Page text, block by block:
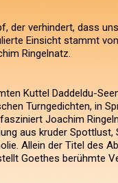
der verhindert, dass
Einsicht stammt
Ringelnatz.
Kuttel Daddeldu-
Turngedichten, in
Joachim
aus kruder Spottlust,
Allein der Titel des
Goethes berühmte